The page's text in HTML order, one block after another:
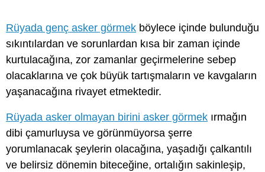
Rüyada genç asker görmek böylece içinde bulunduğu
sıkıntılardan ve sorunlardan kısa bir zaman içinde
kurtulacağına, zor zamanlar geçirmelerine sebep
olacaklarına ve çok büyük tartışmaların ve kavgaların
yaşanacağına rivayet etmektedir.
Rüyada asker olmayan birini asker görmek ırmağın
dibi çamurluysa ve görünmüyorsa şerre
yorumlanacak şeylerin olacağına, yaşadığı çalkantılı
ve belirsiz dönemin biteceğine, ortalığın sakinleşip,